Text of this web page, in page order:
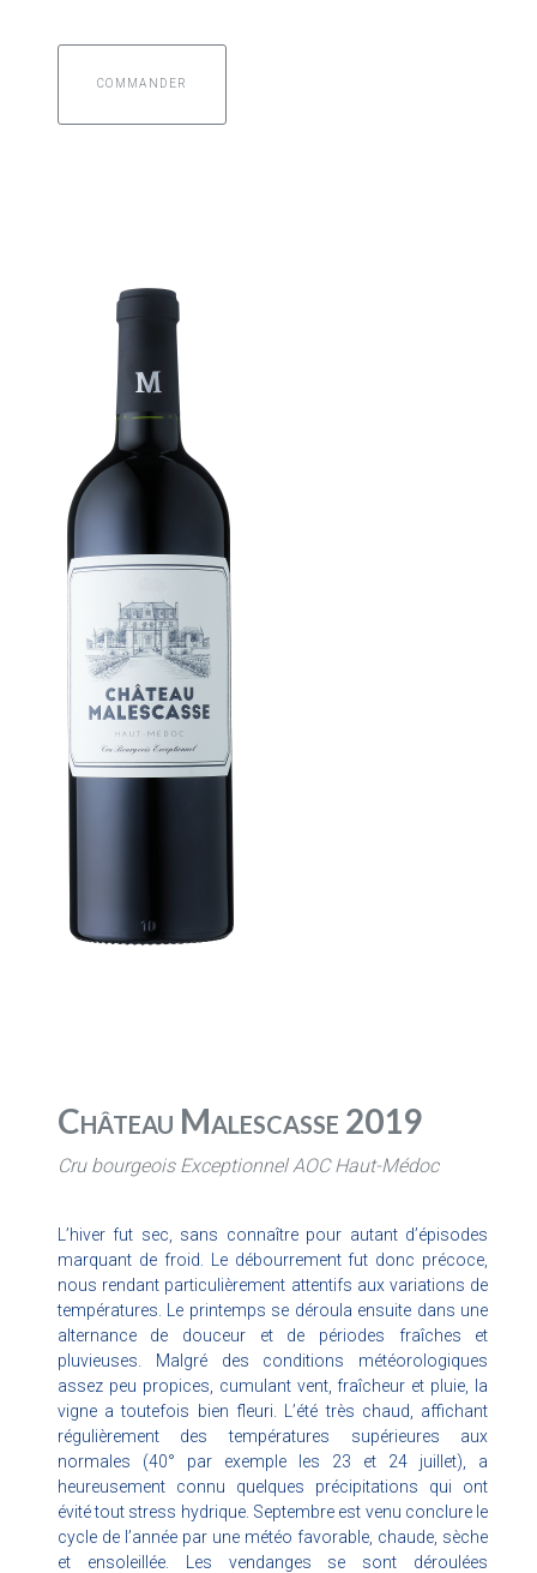
COMMANDER
Château Malescasse 2019
Cru bourgeois Exceptionnel AOC Haut-Médoc
L’hiver fut sec, sans connaître pour autant d’épisodes
marquant de froid. Le débourrement fut donc précoce,
nous rendant particulièrement attentifs aux variations de
températures. Le printemps se déroula ensuite dans une
alternance de douceur et de périodes fraîches et
pluvieuses. Malgré des conditions météorologiques
assez peu propices, cumulant vent, fraîcheur et pluie, la
vigne a toutefois bien fleuri. L’été très chaud, affichant
régulièrement des températures supérieures aux
normales (40° par exemple les 23 et 24 juillet), a
heureusement connu quelques précipitations qui ont
évité tout stress hydrique. Septembre est venu conclure le
cycle de l’année par une météo favorable, chaude, sèche
et ensoleillée. Les vendanges se sont déroulées